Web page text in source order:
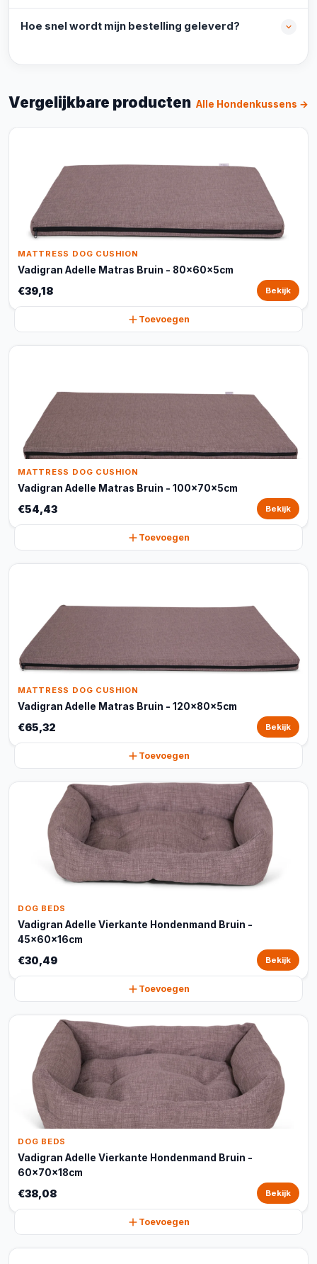
Hoe snel wordt mijn bestelling geleverd?
Vergelijkbare producten Alle Hondenkussens →
MATTRESS DOG CUSHION
Vadigran Adelle Matras Bruin - 80x60x5cm
€39,18 Bekijk
Toevoegen
MATTRESS DOG CUSHION
Vadigran Adelle Matras Bruin - 100x70x5cm
€54,43 Bekijk
Toevoegen
MATTRESS DOG CUSHION
Vadigran Adelle Matras Bruin - 120x80x5cm
€65,32 Bekijk
Toevoegen
DOG BEDS
Vadigran Adelle Vierkante Hondenmand Bruin -
45x60x16cm
€30,49 Bekijk
Toevoegen
DOG BEDS
Vadigran Adelle Vierkante Hondenmand Bruin -
60x70x18cm
€38,08 Bekijk
Toevoegen